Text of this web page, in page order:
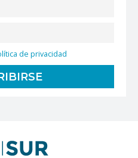
de privacidad